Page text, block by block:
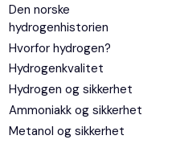
Den norske
hydrogenhistorien
Hvorfor hydrogen?
Hydrogenkvalitet
Hydrogen og sikkerhet
Ammoniakk og sikkerhet
Metanol og sikkerhet